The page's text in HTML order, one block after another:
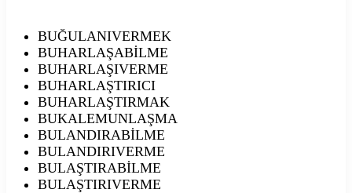
BUĞULANIVERMEK
BUHARLAŞABİLME
BUHARLAŞIVERME
BUHARLAŞTIRICI
BUHARLAŞTIRMAK
BUKALEMUNLAŞMA
BULANDIRABİLME
BULANDIRIVERME
BULAŞTIRABİLME
BULAŞTIRIVERME